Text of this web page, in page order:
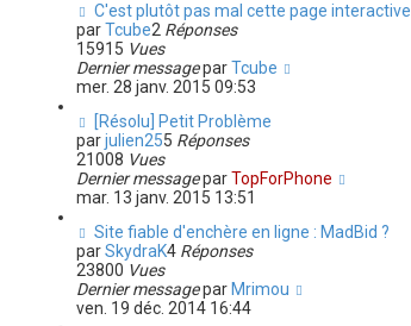
C'est plutôt pas mal cette page interactive
parTcube2 Réponses
15915 Vues
Dernier messageparTcube
mer. 28 janv. 2015 09:53
[Résolu] Petit Problème
parjulien255 Réponses
21008 Vues
Dernier messageparTopForPhone
mar. 13 janv. 2015 13:51
Site fiable d'enchère en ligne : MadBid ?
parSkydraK4 Réponses
23800 Vues
Dernier messagepar Mrimou
ven. 19 déc. 2014 16:44